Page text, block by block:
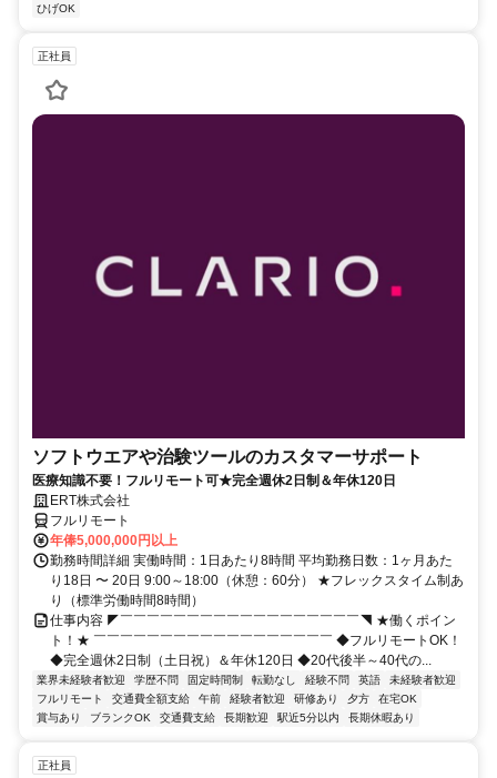
ひげOK
正社員
ソフトウエアや治験ツールのカスタマーサポート
医療知識不要！フルリモート可★完全週休2日制＆年休120日
ERT株式会社
フルリモート
年俸5,000,000円以上
勤務時間詳細 実働時間：1日あたり8時間 平均勤務日数：1ヶ月あた
り18日 〜 20日 9:00～18:00（休憩：60分） ★フレックスタイム制あ
り（標準労働時間8時間）
仕事内容 ◤￣￣￣￣￣￣￣￣￣￣￣￣￣￣￣￣￣￣◥ ★働くポイン
ト！★ ￣￣￣￣￣￣￣￣￣￣￣￣￣￣￣￣￣￣ ◆フルリモートOK！
◆完全週休2日制（土日祝）＆年休120日 ◆20代後半～40代の...
業界未経験者歓迎 学歴不問 固定時間制 転勤なし 経験不問 英語
未経験者歓迎
フルリモート
交通費全額支給 午前 経験者歓迎 研修あり 夕方
在宅OK
賞与あり
ブランクOK 交通費支給 長期歓迎 駅近5分以内 長期休暇あり
正社員